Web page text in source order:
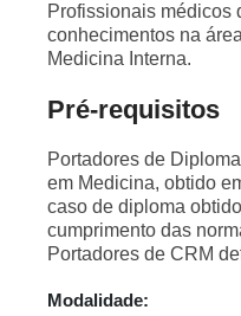
Profissionais médicos
conhecimentos na
Medicina Interna.
Pré-requisitos
Portadores de
em Medicina, obtido
caso de diploma
cumprimento das
Portadores de CRM
Modalidade: